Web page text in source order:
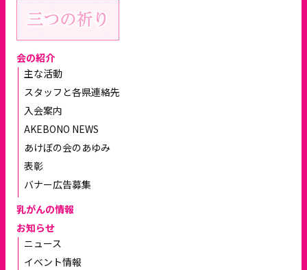
会の紹介
主な活動
スタッフと各県連絡先
入会案内
AKEBONO NEWS
あけぼの会のあゆみ
表彰
バナー広告募集
乳がんの情報
お知らせ
ニュース
イベント情報